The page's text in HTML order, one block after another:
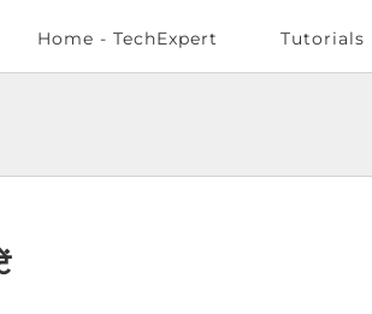
Home - TechExpert Tutorials